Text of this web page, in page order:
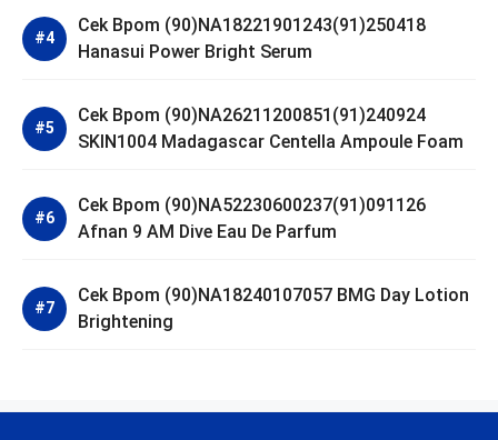
Cek Bpom (90)NA18221901243(91)250418
Hanasui Power Bright Serum
Cek Bpom (90)NA26211200851(91)240924
SKIN1004 Madagascar Centella Ampoule Foam
Cek Bpom (90)NA52230600237(91)091126
Afnan 9 AM Dive Eau De Parfum
Cek Bpom (90)NA18240107057 BMG Day Lotion
Brightening